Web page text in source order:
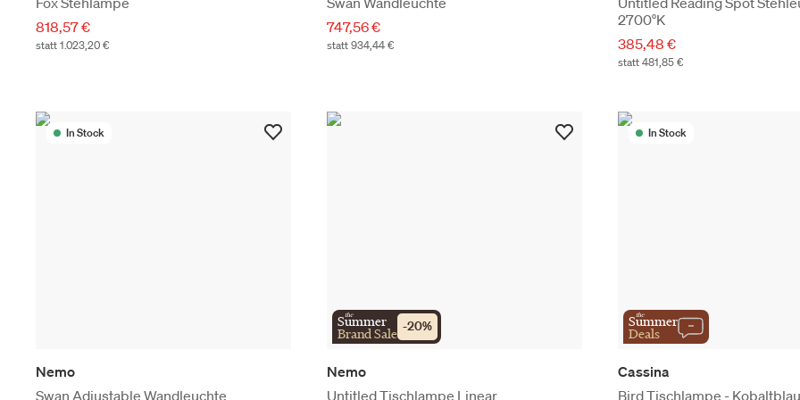
818,57 €
statt 1.023,20 €
747,56 €
statt 934,44 €
2700°K
385,48 €
statt 481,85 €
In Stock
Nemo
Swan Adjustable Wandleuchte
the
Summer
Brand Sale -20%
Nemo
Untitled Tischlampe Linear
In Stock
the
Summer
Deals
Cassina
Bird Tischlampe -